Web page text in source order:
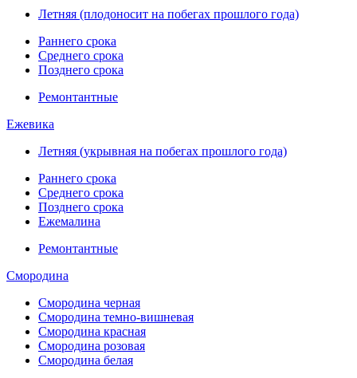
Летняя (плодоносит на побегах прошлого года)
Раннего срока
Среднего срока
Позднего срока
Ремонтантные
Ежевика
Летняя (укрывная на побегах прошлого года)
Раннего срока
Среднего срока
Позднего срока
Ежемалина
Ремонтантные
Смородина
Смородина черная
Смородина темно-вишневая
Смородина красная
Смородина розовая
Смородина белая